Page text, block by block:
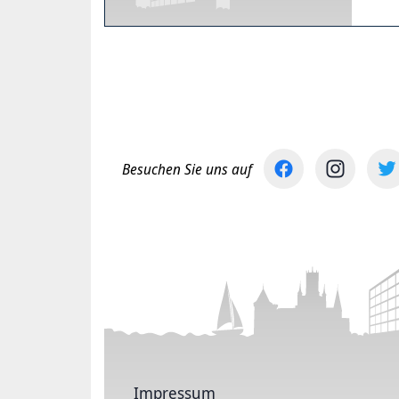
Besuchen Sie uns auf
Impressum